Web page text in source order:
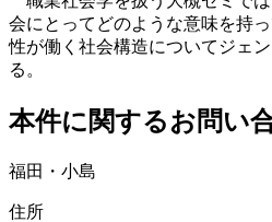
会にとってどのような意味を持
性が働く社会構造についてジェ
る。
本件に関するお問い
福田・小島
住所